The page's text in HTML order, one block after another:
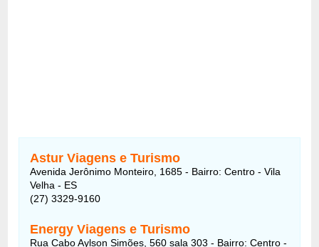
Astur Viagens e Turismo
Avenida Jerônimo Monteiro, 1685 - Bairro: Centro - Vila
Velha - ES
(27) 3329-9160
Energy Viagens e Turismo
Rua Cabo Aylson Simões, 560 sala 303 - Bairro: Centro -